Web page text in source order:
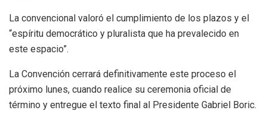
La convencional valoró el cumplimiento de los plazos y el
“espíritu democrático y pluralista que ha prevalecido en
este espacio”.
La Convención cerrará definitivamente este proceso el
próximo lunes, cuando realice su ceremonia oficial de
término y entregue el texto final al Presidente Gabriel Boric.